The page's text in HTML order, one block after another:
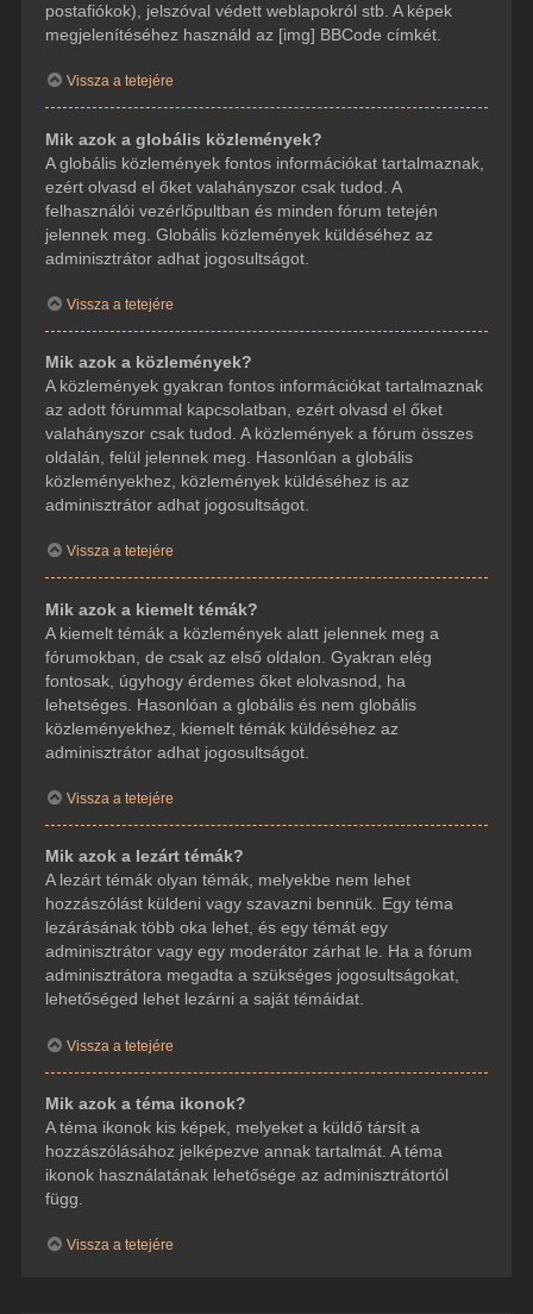
postafiókok), jelszóval védett weblapokról stb. A képek
megjelenítéséhez használd az [img] BBCode címkét.
Vissza a tetejére
Mik azok a globális közlemények?
A globális közlemények fontos információkat tartalmaznak,
ezért olvasd el őket valahányszor csak tudod. A
felhasználói vezérlőpultban és minden fórum tetején
jelennek meg. Globális közlemények küldéséhez az
adminisztrátor adhat jogosultságot.
Vissza a tetejére
Mik azok a közlemények?
A közlemények gyakran fontos információkat tartalmaznak
az adott fórummal kapcsolatban, ezért olvasd el őket
valahányszor csak tudod. A közlemények a fórum összes
oldalán, felül jelennek meg. Hasonlóan a globális
közleményekhez, közlemények küldéséhez is az
adminisztrátor adhat jogosultságot.
Vissza a tetejére
Mik azok a kiemelt témák?
A kiemelt témák a közlemények alatt jelennek meg a
fórumokban, de csak az első oldalon. Gyakran elég
fontosak, úgyhogy érdemes őket elolvasnod, ha
lehetséges. Hasonlóan a globális és nem globális
közleményekhez, kiemelt témák küldéséhez az
adminisztrátor adhat jogosultságot.
Vissza a tetejére
Mik azok a lezárt témák?
A lezárt témák olyan témák, melyekbe nem lehet
hozzászólást küldeni vagy szavazni bennük. Egy téma
lezárásának több oka lehet, és egy témát egy
adminisztrátor vagy egy moderátor zárhat le. Ha a fórum
adminisztrátora megadta a szükséges jogosultságokat,
lehetőséged lehet lezárni a saját témáidat.
Vissza a tetejére
Mik azok a téma ikonok?
A téma ikonok kis képek, melyeket a küldő társít a
hozzászólásához jelképezve annak tartalmát. A téma
ikonok használatának lehetősége az adminisztrátortól
függ.
Vissza a tetejére